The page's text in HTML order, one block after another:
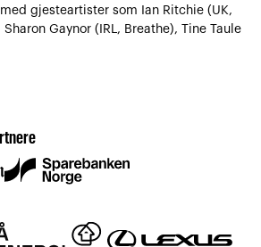
gjesteartister som Ian Ritchie (UK,
Gaynor (IRL, Breathe), Tine Taule